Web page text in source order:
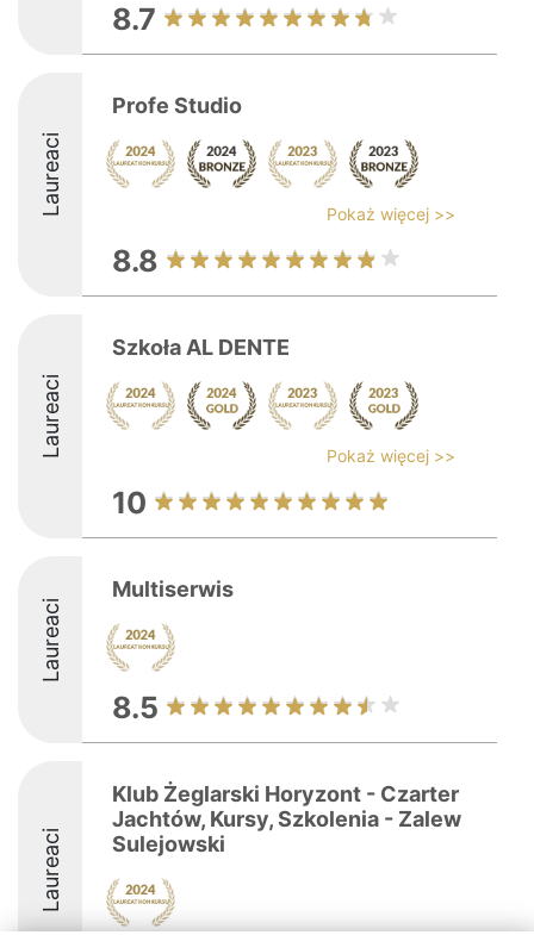
8.7
Laureaci
Profe Studio
Pokaż więcej >>
8.8
Laureaci
Szkoła AL DENTE
Pokaż więcej >>
10
Laureaci
Multiserwis
8.5
Laureaci
Klub Żeglarski Horyzont - Czarter
Jachtów, Kursy, Szkolenia - Zalew
Sulejowski